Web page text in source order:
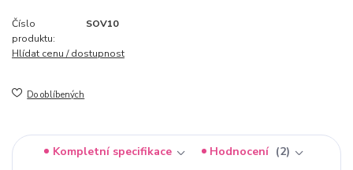
Číslo
produktu:
SOV10
Hlídat cenu / dostupnost
Do oblíbených
Kompletní specifikace Hodnocení
2